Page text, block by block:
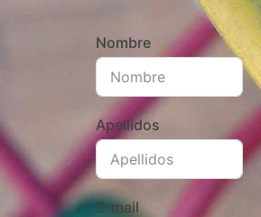
Nombre
Apellidos
E-mail